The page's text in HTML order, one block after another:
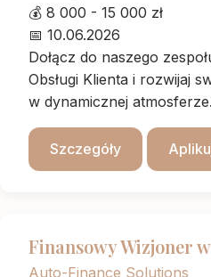
💰 8 000 - 15 000 zł
📅 10.06.2026
Dołącz do naszego
Obsługi Klienta i rozwijaj
w dynamicznej atmosferze.
Szczegóły
Finansowy Wizjoner
Auto-Finance Solutions